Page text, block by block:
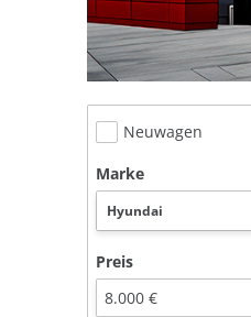
Neuwagen
Marke
Preis